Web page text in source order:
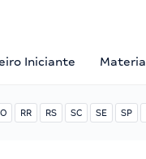
Iniciante
RR RS SC SE SP